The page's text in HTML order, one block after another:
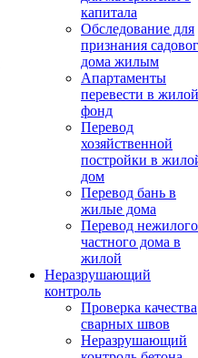
капитала
Обследование для
признания
дома жилым
Апартаменты
перевести в жилой
фонд
Перевод
хозяйственной
постройки в
дом
Перевод бань в
жилые дома
Перевод нежилого
частного дома в
жилой
Неразрушающий
контроль
Проверка качества
сварных швов
Неразрушающий